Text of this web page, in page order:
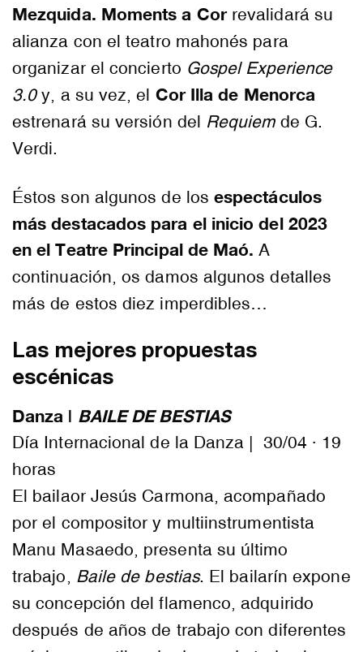
Mezquida. Moments a Cor revalidará su
alianza con el teatro mahonés para
organizar el concierto Gospel Experience
3.0y, a su vez, el Cor Illa de Menorca
estrenará su versión del Requiemde G.
Verdi.
Éstos son algunos de los espectáculos
más destacados para el inicio del 2023
en el Teatre Principal de Maó.A
continuación, os damos algunos detalles
más de estos diez imperdibles…
Las mejores propuestas
escénicas
Danza | BAILE DE BESTIAS
Día Internacional de la Danza | 30/04 · 19
horas
El bailaor Jesús Carmona, acompañado
por el compositor y multiinstrumentista
Manu Masaedo, presenta su último
trabajo, Baile de bestias. El bailarín expone
su concepción del flamenco, adquirido
después de años de trabajo con diferentes